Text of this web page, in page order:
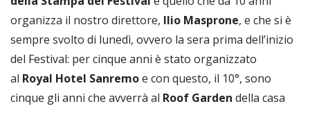
organizza il nostro direttore, Ilio Masprone, e che si è
sempre svolto di lunedì, ovvero la sera prima dell’inizio
del Festival: per cinque anni è stato organizzato
al Royal Hotel Sanremoe con questo, il 10°, sono
cinque gli anni che avverrà al Roof Garden della casa